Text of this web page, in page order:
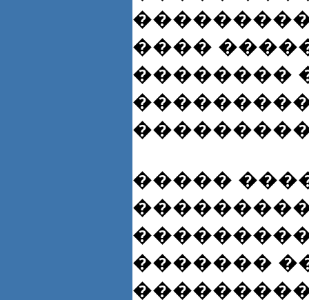
����
��������
�����
�������